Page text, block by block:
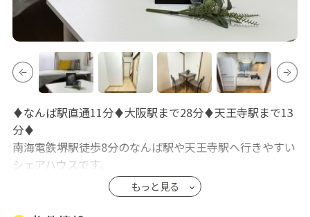
♦なんば駅直通11分♦大阪駅まで28分♦天王寺駅まで13
分♦
南海電鉄堺駅徒歩8分のなんば駅や天王寺駅へ行きやすい
シェアハウスです。
堺駅が大きい駅のため周辺施設充実♪シェアの近くにス
ターバックスあり♪
もっと見る